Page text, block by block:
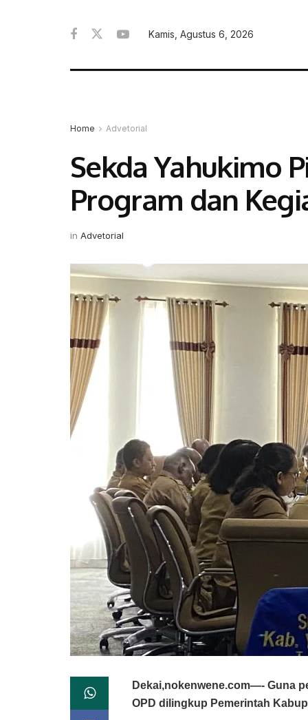
Kamis, Agustus 6, 2026
Home Advetorial
Sekda Yahukimo
Program dan
in Advetorial
Dekai,nokenwene.com—- Guna
OPD dilingkup Pemerintah